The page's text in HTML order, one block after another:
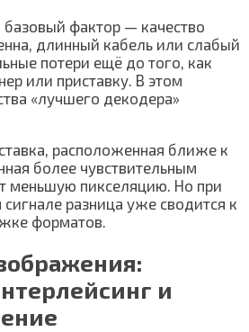
базовый фактор — качество
длинный кабель или слабый
потери ещё до того, как
или приставку. В этом
«лучшего декодера»
расположенная ближе к
более чувствительным
меньшую пикселяцию. Но при
разница уже сводится к
форматов.
и